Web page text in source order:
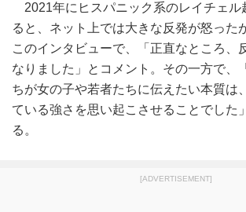
2021年にヒスパニック系のレイチェル
ると、ネット上では大きな反発が怒った
このインタビューで、「正直なところ、
なりました」とコメント。その一方で、
ちが女の子や若者たちに伝えたい本質は
ている強さを思い起こさせることでした
る。
[ADVERTISEMENT]